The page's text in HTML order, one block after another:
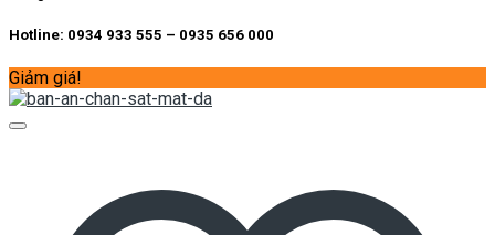
Hotline: 0934 933 555 – 0935 656 000
Giảm giá!